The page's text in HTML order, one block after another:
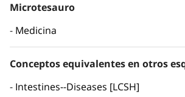
Microtesauro
Medicina
Conceptos equivalentes en otros
Intestines--Diseases [LCSH]